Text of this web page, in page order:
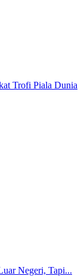
Trofi Piala Dunia
Negeri, Tapi...